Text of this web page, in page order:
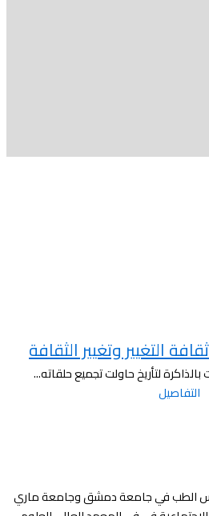
التغيير وتغيير الثقافة
لتأريخ حاولت تجميع حلقاته...
التفاصيل
الطب في جامعة دمشق وجامعة ماري